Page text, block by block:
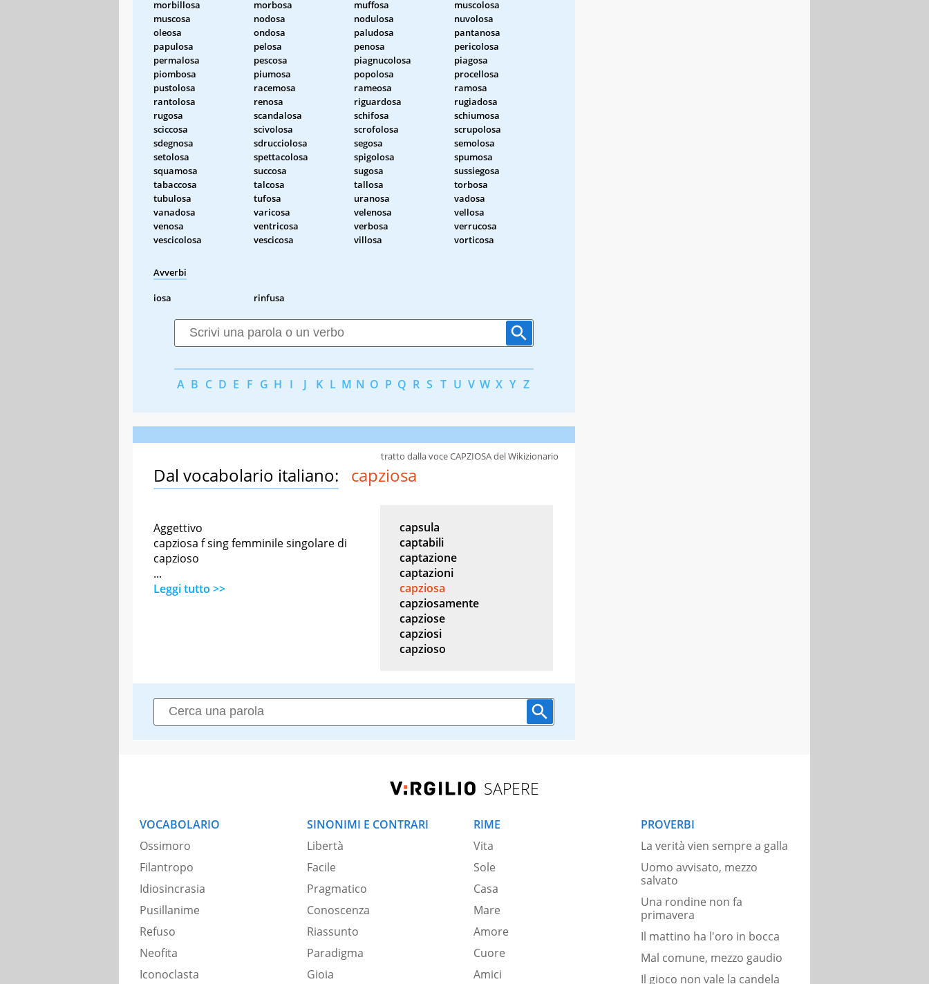
morbillosa
morbosa muffosa
muscolosa
muscosa
nodosa nodulosa
nuvolosa
oleosa
ondosa paludosa
pantanosa
papulosa
pelosa penosa
pericolosa
permalosa
pescosa piagnucolosa
piagosa
piombosa
piumosa popolosa
procellosa
pustolosa
racemosa rameosa
ramosa
rantolosa
renosa riguardosa
rugiadosa
rugosa
scandalosa schifosa
schiumosa
sciccosa
scivolosa scrofolosa
scrupolosa
sdegnosa
sdrucciolosa segosa
semolosa
setolosa
spettacolosa spigolosa
spumosa
squamosa
succosa sugosa
sussiegosa
tabaccosa
talcosa tallosa
torbosa
tubulosa
tufosa uranosa
vadosa
vanadosa
varicosa velenosa
vellosa
venosa
ventricosa verbosa
verrucosa
vescicolosa
vescicosa villosa vorticosa
Avverbi
iosa rinfusa
A B C D E F G H I J K L M N O P Q R S T U V W X Y Z
Dal vocabolario italiano: capziosa
tratto dalla voce CAPZIOSA del Wikizionario
Aggettivo
capziosa f sing femminile singolare di
capzioso
...
Leggi tutto >>
capsula
captabili
captazione
captazioni
capziosa
capziosamente
capziose
capziosi
capzioso
SAPERE
VOCABOLARIO
Ossimoro
Filantropo
Idiosincrasia
Pusillanime
Refuso
Neofita
Iconoclasta
SINONIMI E CONTRARI
Libertà
Facile
Pragmatico
Conoscenza
Riassunto
Paradigma
Gioia
RIME
Vita
Sole
Casa
Mare
Amore
Cuore
Amici
PROVERBI
La verità vien sempre a galla
Uomo avvisato, mezzo
salvato
Una rondine non fa
primavera
Il mattino ha l'oro in bocca
Mal comune, mezzo gaudio
Il gioco non vale la candela